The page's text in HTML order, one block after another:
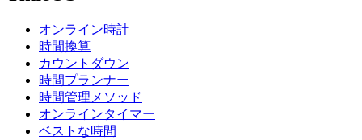
オンライン時計
時間換算
カウントダウン
時間プランナー
時間管理メソッド
オンラインタイマー
ベストな時間